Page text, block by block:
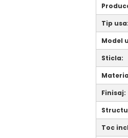
Tip usa:
Model
Sticla:
Finisaj:
Toc